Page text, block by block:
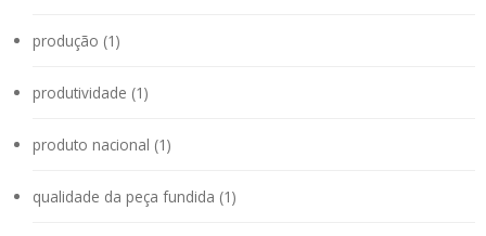
produção (1)
produtividade (1)
produto nacional (1)
qualidade da peça fundida (1)